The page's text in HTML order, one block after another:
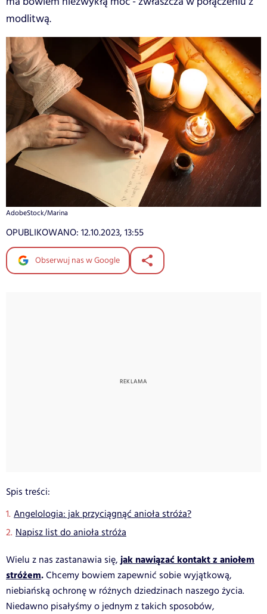
modlitwą.
AdobeStock/Marina
OPUBLIKOWANO: 12.10.2023, 13:55
Obserwuj nas w Google
Spis treści:
Angelologia: jak przyciągnąć anioła stróża?
Napisz list do anioła stróża
Wielu z nas zastanawia się, jak nawiązać kontakt z aniołem
stróżem.Chcemy bowiem zapewnić sobie wyjątkową,
niebiańską ochronę w różnych dziedzinach naszego życia.
Niedawno pisałyśmy o jednym z takich sposobów,